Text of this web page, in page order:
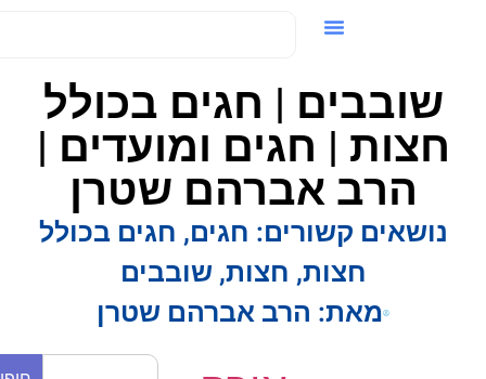
שובבים | חגים בכולל
חצות | חגים ומועדים |
הרב אברהם שטרן
נושאים קשורים: חגים,חגים בכולל
חצות,חצות,שובבים
מאת:הרב אברהם שטרן